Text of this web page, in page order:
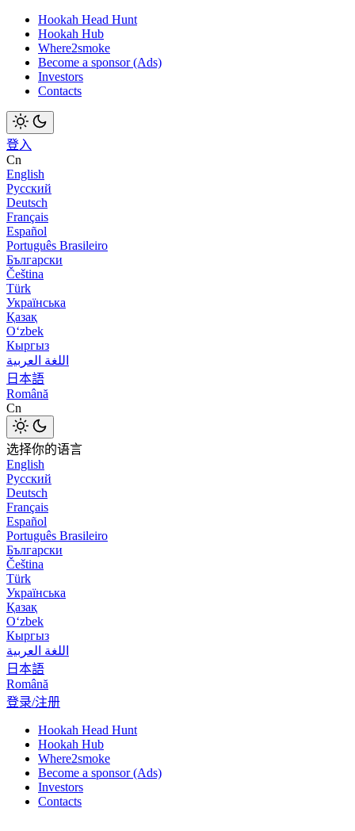
Hookah Head Hunt
Hookah Hub
Where2smoke
Become a sponsor (Ads)
Investors
Contacts
登入
Cn
English
Русский
Deutsch
Français
Español
Português Brasileiro
Български
Čeština
Türk
Українська
Қазақ
Оʻzbek
Кыргыз
اللغة العربية
日本語
Română
Cn
选择你的语言
English
Русский
Deutsch
Français
Español
Português Brasileiro
Български
Čeština
Türk
Українська
Қазақ
Оʻzbek
Кыргыз
اللغة العربية
日本語
Română
登录/注册
Hookah Head Hunt
Hookah Hub
Where2smoke
Become a sponsor (Ads)
Investors
Contacts